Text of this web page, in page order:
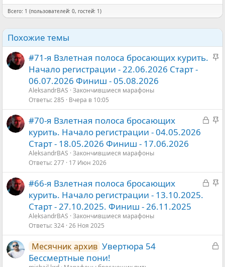
Всего: 1 (пользователей: 0, гостей: 1)
Похожие темы
З
п
л
#71-я Взлетная полоса бросающих курить.
Начало регистрации - 22.06.2026 Старт -
06.07.2026 Финиш - 05.08.2026
AleksandrBАS Закончившиеся марафоны
Ответы 285 Вчера в 10:05
З
т
а
З
п
л
#70-я Взлетная полоса бросающих
курить. Начало регистрации - 04.05.2026
Старт - 18.05.2026 Финиш - 17.06.2026
AleksandrBАS Закончившиеся марафоны
Ответы 277 17 Июн 2026
З
т
а
З
п
л
#66-я Взлетная полоса бросающих
курить. Начало регистрации - 13.10.2025.
Старт - 27.10.2025. Финиш - 26.11.2025
AleksandrBАS Закончившиеся марафоны
Ответы 324 26 Ноя 2025
З
Месячник архив Увертюра 54
Бессмертные пони!